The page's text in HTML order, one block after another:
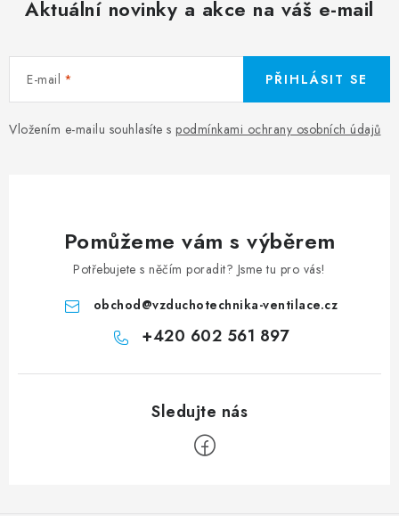
Aktuální novinky a akce na váš e-mail
E-mail
Vložením e-mailu souhlasíte s podmínkami ochrany osobních údajů
PŘIHLÁSIT SE
Pomůžeme vám s výběrem
Potřebujete s něčím poradit? Jsme tu pro vás!
obchod@vzduchotechnika-ventilace.cz
+420 602 561 897